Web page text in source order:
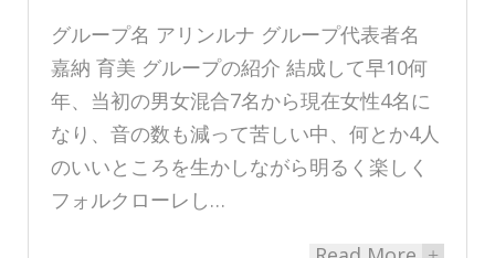
グループ名 アリンルナ グループ代表者名
嘉納 育美 グループの紹介 結成して早10何
年、当初の男女混合7名から現在女性4名に
なり、音の数も減って苦しい中、何とか4人
のいいところを生かしながら明るく楽しく
フォルクローレし…